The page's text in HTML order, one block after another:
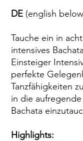
DE (english
Tauche ein in
intensives
Einsteiger
perfekte
Tanzfähigkeiten
in die
Bachata
Highlights: